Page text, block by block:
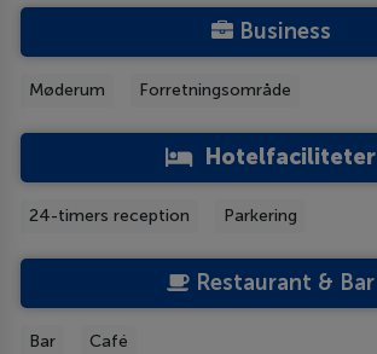
Business
Møderum Forretningsområde
Hotelfaciliteter
24-timers reception Parkering
Restaurant & Bar
Bar Café